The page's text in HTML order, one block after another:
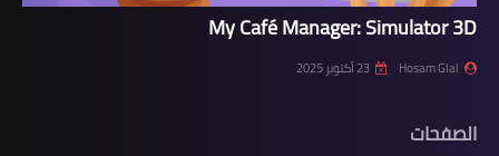
My Café Manager: Simulator 3D
Hosam Glal 23 أكتوبر 2025
الصفحات